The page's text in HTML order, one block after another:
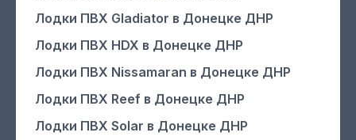
Лодки ПВХ Gladiator в Донецке ДНР
Лодки ПВХ HDX в Донецке ДНР
Лодки ПВХ Nissamaran в Донецке ДНР
Лодки ПВХ Reef в Донецке ДНР
Лодки ПВХ Solar в Донецке ДНР